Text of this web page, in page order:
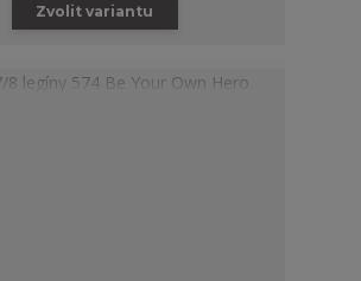
Zvolit variantu